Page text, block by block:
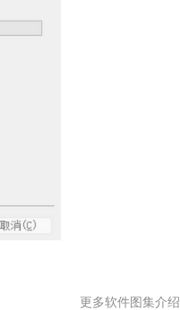
更多软件图集介绍